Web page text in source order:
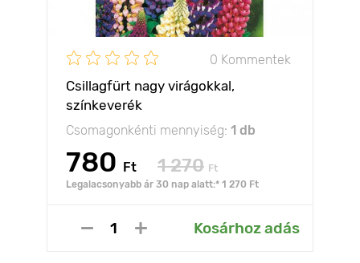
0 Kommentek
Csillagfürt nagy virágokkal,
színkeverék
Csomagonkénti mennyiség: 1 db
780 Ft 1 270 Ft
Legalacsonyabb ár 30 nap alatt:* 1 270 Ft
Kosárhoz adás